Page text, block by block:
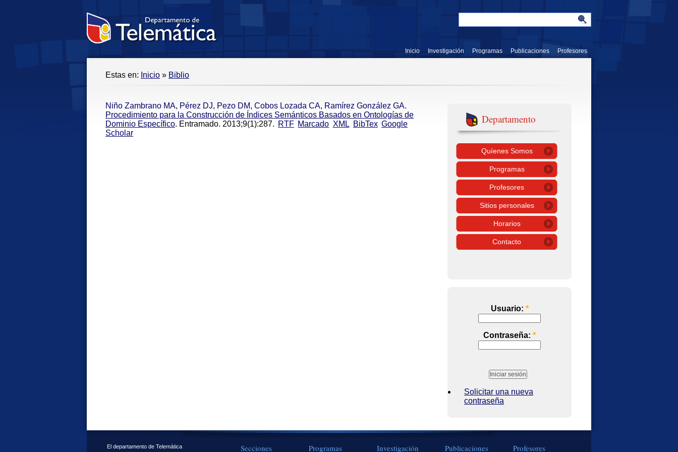
Inicio Investigación Programas Publicaciones Profesores
Estas en: Inicio » Biblio
Niño Zambrano MA, Pérez DJ, Pezo DM, Cobos Lozada CA, Ramírez González GA.
Procedimiento para la Construcción de Índices Semánticos Basados en Ontologías de
Dominio Específico. Entramado. 2013;9(1):287. RTF Marcado XML BibTex Google
Scholar
Departamento
Quíenes Somos
Programas
Profesores
Sitios personales
Horarios
Contacto
Usuario: *
Contraseña: *
Solicitar una nueva
contraseña
El departamento de Telemática
Secciones Programas Investigación Publicaciones Profesores